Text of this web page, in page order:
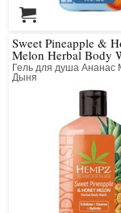
Создавать
волосы здоровыми и
Sweet Pineapple &
Melon Herbal Body
Гель для душа Ананас
Дыня